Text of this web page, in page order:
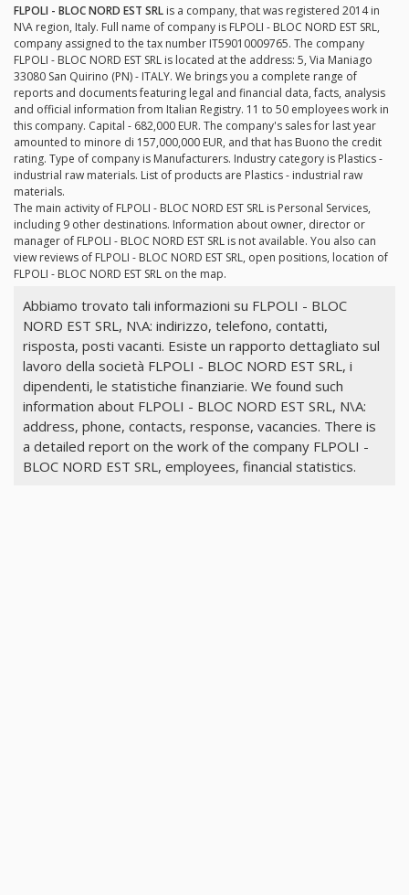
FLPOLI - BLOC NORD EST SRL is a company, that was registered 2014 in
N\A region, Italy. Full name of company is FLPOLI - BLOC NORD EST SRL,
company assigned to the tax number IT59010009765. The company
FLPOLI - BLOC NORD EST SRL is located at the address: 5, Via Maniago
33080 San Quirino (PN) - ITALY. We brings you a complete range of
reports and documents featuring legal and financial data, facts, analysis
and official information from Italian Registry. 11 to 50 employees work in
this company. Capital - 682,000 EUR. The company's sales for last year
amounted to minore di 157,000,000 EUR, and that has Buono the credit
rating. Type of company is Manufacturers. Industry category is Plastics -
industrial raw materials. List of products are Plastics - industrial raw
materials.
The main activity of FLPOLI - BLOC NORD EST SRL is Personal Services,
including 9 other destinations. Information about owner, director or
manager of FLPOLI - BLOC NORD EST SRL is not available. You also can
view reviews of FLPOLI - BLOC NORD EST SRL, open positions, location of
FLPOLI - BLOC NORD EST SRL on the map.
Abbiamo trovato tali informazioni su FLPOLI - BLOC
NORD EST SRL, N\A: indirizzo, telefono, contatti,
risposta, posti vacanti. Esiste un rapporto dettagliato sul
lavoro della società FLPOLI - BLOC NORD EST SRL, i
dipendenti, le statistiche finanziarie. We found such
information about FLPOLI - BLOC NORD EST SRL, N\A:
address, phone, contacts, response, vacancies. There is
a detailed report on the work of the company FLPOLI -
BLOC NORD EST SRL, employees, financial statistics.